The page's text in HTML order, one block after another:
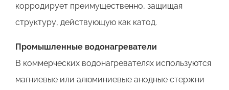
корродирует преимущественно, защищая
структуру, действующую как катод.
Промышленные водонагреватели
В коммерческих водонагревателях используются
магниевые или алюминиевые анодные стержни